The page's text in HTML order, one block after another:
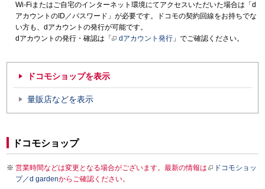
Wi-Fiまたはご自宅のインターネット環境にてアクセスいただいた場合は「d
アカウントのID／パスワード」が必要です。ドコモの契約回線をお持ちでな
い方も、dアカウントの発行が可能です。
dアカウントの発行・確認は「
dアカウント発行 」でご確認ください。
ドコモショップを表示
量販店などを表示
ドコモショップ
営業時間などは変更となる場合がございます。最新の情報は
ドコモショッ
プ／d gardenからご確認ください。